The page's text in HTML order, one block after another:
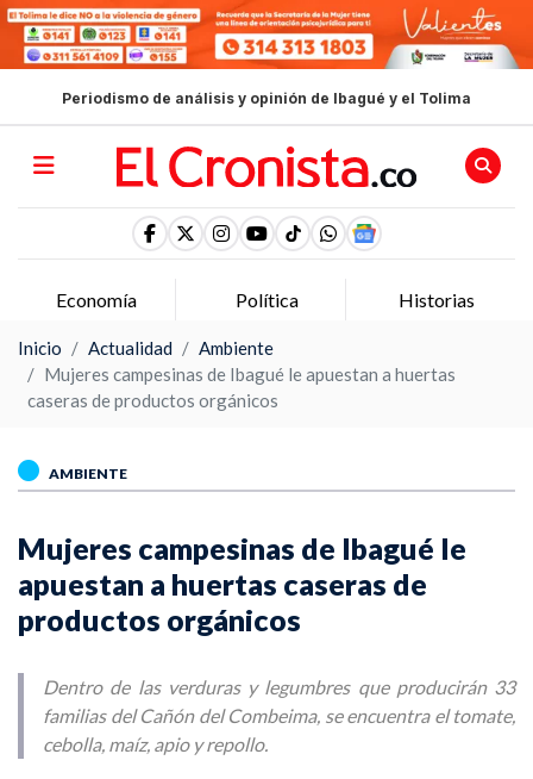
Periodismo de análisis y opinión de Ibagué y el Tolima
Economía Política Historias
Inicio Actualidad
Ambiente
Mujeres campesinas de Ibagué le apuestan a huertas
caseras de productos orgánicos
AMBIENTE
Mujeres campesinas de Ibagué le
apuestan a huertas caseras de
productos orgánicos
Dentro de las verduras y legumbres que producirán 33
familias del Cañón del Combeima, se encuentra el tomate,
cebolla, maíz, apio y repollo.